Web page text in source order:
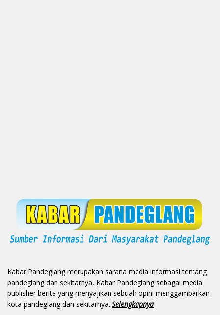
Kabar Pandeglang merupakan sarana media informasi tentang
pandeglang dan sekitarnya, Kabar Pandeglang sebagai media
publisher berita yang menyajikan sebuah opini menggambarkan
kota pandeglang dan sekitarnya. Selengkapnya